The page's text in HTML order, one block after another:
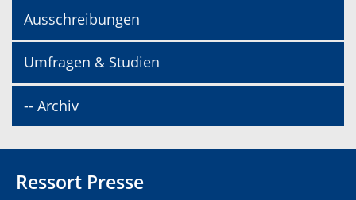
Ausschreibungen
Umfragen & Studien
-- Archiv
Ressort Presse